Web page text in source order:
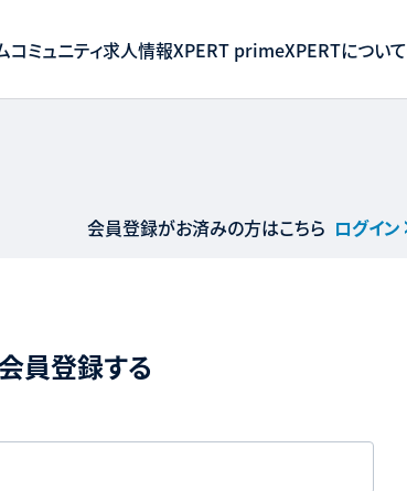
コミュニティ求人情報XPERT primeXPERTについて
会員登録がお済みの方はこちら ログイン
員登録する